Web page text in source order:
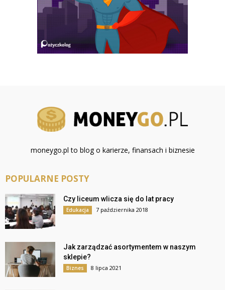
moneygo.pl to blog o karierze, finansach i biznesie
POPULARNE POSTY
Czy liceum wlicza się do lat pracy
Edukacja 7 października 2018
Jak zarządzać asortymentem w naszym
sklepie?
Biznes 8 lipca 2021